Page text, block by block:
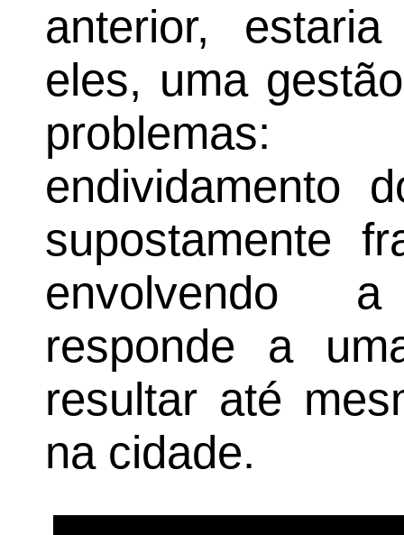
anterior,
eles, uma
problemas:
endividamento
supostamente
envolvendo
responde a
resultar até
na cidade.